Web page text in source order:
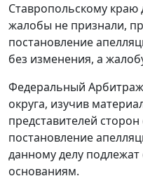
Ставропольскому
жалобы не признали,
постановление
без изменения, а
Федеральный
округа, изучив
представителей
постановление
данному делу
основаниям.